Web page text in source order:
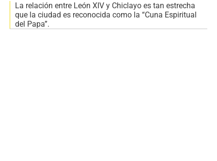
La relación entre León XIV y Chiclayo es tan estrecha
que la ciudad es reconocida como la “Cuna Espiritual
del Papa”.